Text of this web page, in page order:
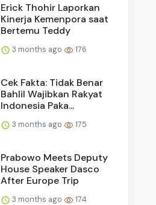
Erick Thohir Laporkan
Kinerja Kemenpora saat
Bertemu Teddy
3 months ago 176
Cek Fakta: Tidak Benar
Bahlil Wajibkan Rakyat
Indonesia Paka...
3 months ago 175
Prabowo Meets Deputy
House Speaker Dasco
After Europe Trip
3 months ago 174